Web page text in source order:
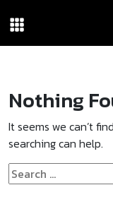
Nothing
It seems we can’t
searching can help.
Search
for: